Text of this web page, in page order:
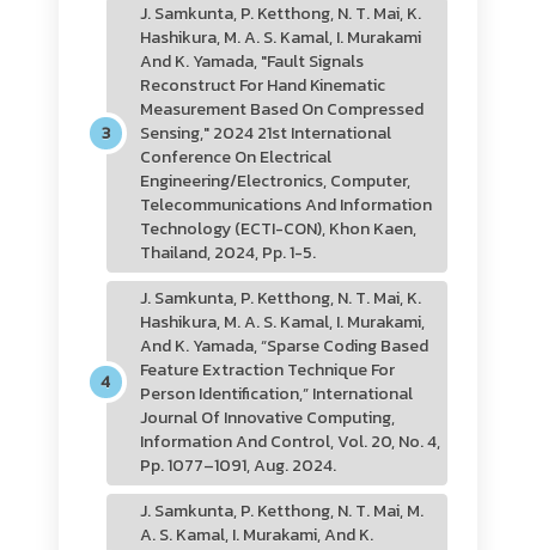
J. Samkunta, P. Ketthong, N. T. Mai, K.
Hashikura, M. A. S. Kamal, I. Murakami
And K. Yamada, "Fault Signals
Reconstruct For Hand Kinematic
Measurement Based On Compressed
Sensing," 2024 21st International
Conference On Electrical
Engineering/Electronics, Computer,
Telecommunications And Information
Technology (ECTI-CON), Khon Kaen,
Thailand, 2024, Pp. 1-5.
J. Samkunta, P. Ketthong, N. T. Mai, K.
Hashikura, M. A. S. Kamal, I. Murakami,
And K. Yamada, “Sparse Coding Based
Feature Extraction Technique For
Person Identification,” International
Journal Of Innovative Computing,
Information And Control, Vol. 20, No. 4,
Pp. 1077–1091, Aug. 2024.
J. Samkunta, P. Ketthong, N. T. Mai, M.
A. S. Kamal, I. Murakami, And K.